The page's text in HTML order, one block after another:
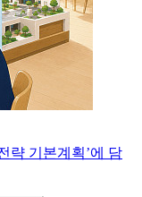
략 기본계획’에 담